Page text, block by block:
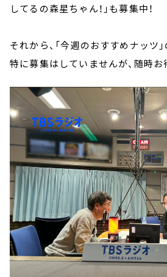
してるの森星ちゃん！」も募集中！
それから、「今週のおすすめナッツ
特に募集はしていませんが、随時お